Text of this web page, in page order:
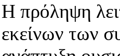
Η πρόληψη
εκείνων των